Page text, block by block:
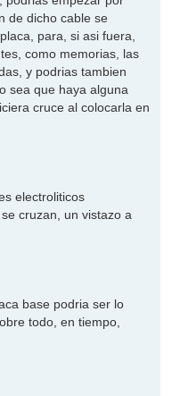
de dicho cable se
para, si asi fuera,
como memorias, las
y podrias tambien
sea que haya alguna
cruce al colocarla en
electroliticos
cruzan, un vistazo a
base podria ser lo
todo, en tiempo,